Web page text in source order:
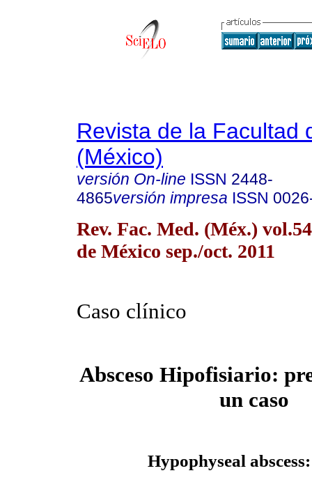
Revista de la Facultad
(México)
versión On-line ISSN 2448-
4865versión impresa ISSN
Rev. Fac. Med. (Méx.)
de México sep./oct. 2011
Caso clínico
Absceso Hipofisiario:
un caso
Hypophyseal